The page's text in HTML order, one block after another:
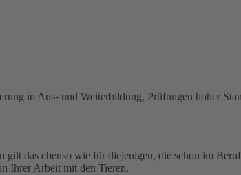
in Aus- und Weiterbildung, Prüfungen hoher
das ebenso wie für diejenigen, die schon im
Ihrer Arbeit mit den Tieren.